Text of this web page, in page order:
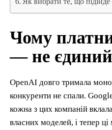
Чому
— не єдиний
OpenAI довго тримала
конкуренти не спали.
кожна з цих компаній
власних моделей, і тепер ці